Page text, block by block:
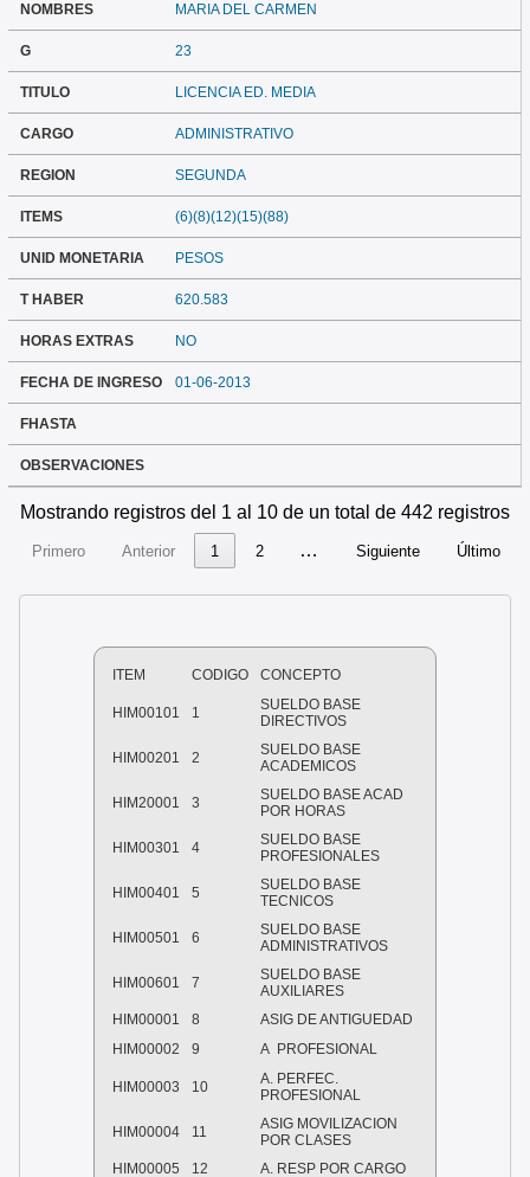
NOMBRES MARIA DEL CARMEN
G 23
TITULO LICENCIA ED. MEDIA
CARGO ADMINISTRATIVO
REGION SEGUNDA
ITEMS (6)(8)(12)(15)(88)
UNID MONETARIA PESOS
T HABER 620.583
HORAS EXTRAS NO
FECHA DE INGRESO 01-06-2013
FHASTA
OBSERVACIONES
Mostrando registros del 1 al 10 de un total de 442 registros
Primero Anterior 1 2 … Siguiente Último
ITEM CODIGO CONCEPTO
HIM00101 1
SUELDO BASE
DIRECTIVOS
HIM00201 2
SUELDO BASE
ACADEMICOS
HIM20001 3
SUELDO BASE ACAD
POR HORAS
HIM00301 4
SUELDO BASE
PROFESIONALES
HIM00401 5
SUELDO BASE
TECNICOS
HIM00501 6
SUELDO BASE
ADMINISTRATIVOS
HIM00601 7
SUELDO BASE
AUXILIARES
HIM00001
8
ASIG DE ANTIGUEDAD
HIM00002
9 A PROFESIONAL
HIM00003 10
A. PERFEC.
PROFESIONAL
HIM00004 11
ASIG MOVILIZACION
POR CLASES
HIM00005
12 A. RESP POR CARGO